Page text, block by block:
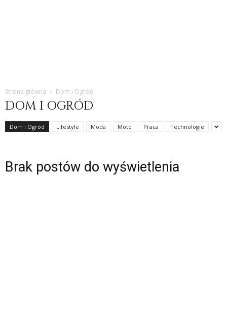
Strona główna Dom i Ogród
DOM I OGRÓD
Dom i Ogród Lifestyle Moda Moto Praca Technologie
Brak postów do wyświetlenia